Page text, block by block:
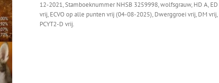
12-2021, Stamboeknummer NHSB 3259998, wolfsgrauw, HD A, ED
vrij, ECVO op alle punten vrij (04-08-2025), Dwerggroei vrij, DM vrij,
PCYT2-D vrij.